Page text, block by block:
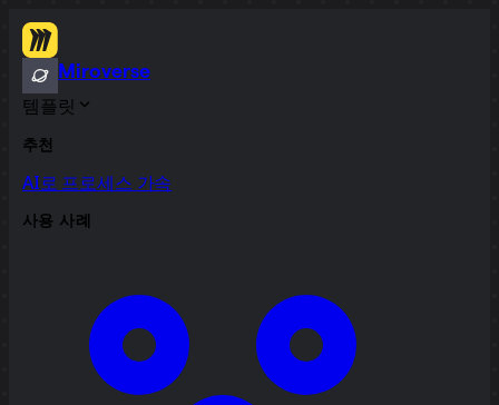
Miroverse
템플릿
추천
AI로 프로세스 가속
사용 사례